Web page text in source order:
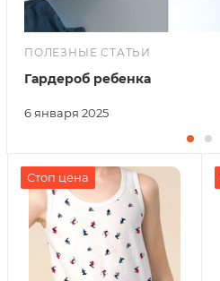
ПОЛЕЗНЫЕ СТАТЬИ
6 января 2025
Гардероб ребенка
Стоп цена